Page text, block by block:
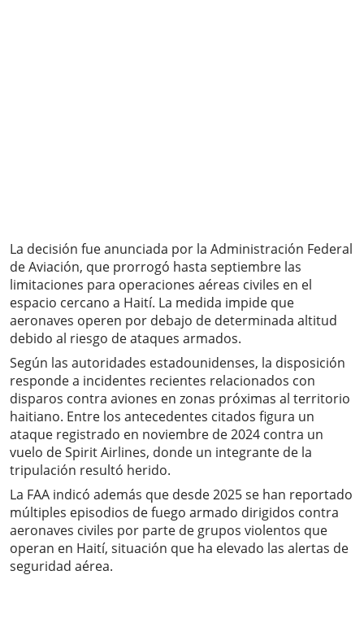
La decisión fue anunciada por la Administración Federal
de Aviación, que prorrogó hasta septiembre las
limitaciones para operaciones aéreas civiles en el
espacio cercano a Haití. La medida impide que
aeronaves operen por debajo de determinada altitud
debido al riesgo de ataques armados.
Según las autoridades estadounidenses, la disposición
responde a incidentes recientes relacionados con
disparos contra aviones en zonas próximas al territorio
haitiano. Entre los antecedentes citados figura un
ataque registrado en noviembre de 2024 contra un
vuelo de Spirit Airlines, donde un integrante de la
tripulación resultó herido.
La FAA indicó además que desde 2025 se han reportado
múltiples episodios de fuego armado dirigidos contra
aeronaves civiles por parte de grupos violentos que
operan en Haití, situación que ha elevado las alertas de
seguridad aérea.